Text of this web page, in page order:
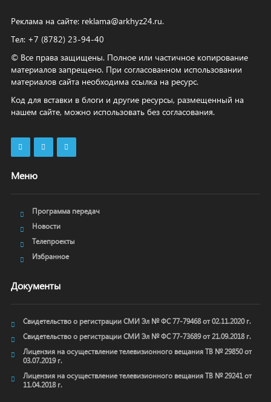
Реклама на сайте: reklama@arkhyz24.ru.
Тел: +7 (8782) 23‑94‑40
© Все права защищены. Полное или частичное копирование
материалов запрещено. При согласованном использовании
материалов сайта необходима ссылка на ресурс.
Код для вставки в блоги и другие ресурсы, размещенный на
нашем сайте, можно использовать без согласования.
Меню
Программа передач
Новости
Телепроекты
Избранное
Документы
Свидетельство о регистрации СМИ Эл № ФС 77-79468 от 02.11.2020 г.
Свидетельство о регистрации СМИ Эл № ФС 77-73689 от 21.09.2018 г.
Лицензия на осуществление телевизионного вещания ТВ № 29850 от
03.07.2019 г.
Лицензия на осуществление телевизионного вещания ТВ № 29241 от
11.04.2018 г.